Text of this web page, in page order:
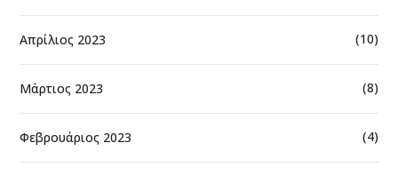
Απρίλιος 2023 (10)
Μάρτιος 2023 (8)
Φεβρουάριος 2023 (4)